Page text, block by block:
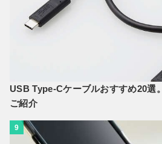
USB Type-Cケーブルおすすめ20選
ご紹介
9